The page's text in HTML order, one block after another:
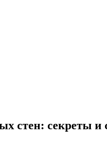
стен: секреты и